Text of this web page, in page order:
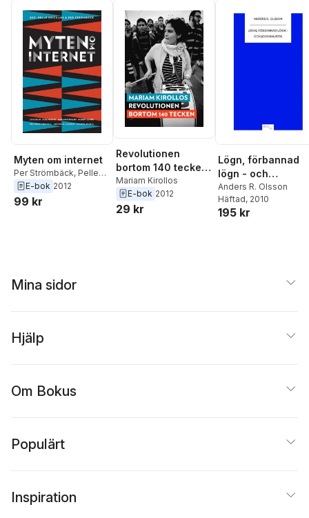
Myten om internet
Per Strömbäck, Pelle
Snickars, Mariam
Kirollos
E-bok 2012
99 kr
Revolutionen
bortom 140 tecken
: Myten om Twitter-
revolutionen
Mariam Kirollos
E-bok 2012
29 kr
Lögn, förbannad
lögn - och
journalistik
Anders R. Olsson
Häftad, 2010
195 kr
Mina sidor
Hjälp
Om Bokus
Populärt
Inspiration